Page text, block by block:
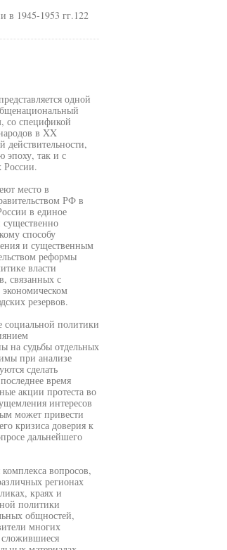
в 1945-1953 гг.122
одной
со спецификой
в XX
действительности,
эпоху, так и с
России.
место в
РФ в
в единое
способу
и существенным
реформы
власти
связанных с
резервов.
социальной политики
на судьбы отдельных
при анализе
сделать
время
акции протеста во
интересов
может привести
кризиса доверия к
дальнейшего
вопросов,
регионах
краях и
политики
общностей,
многих